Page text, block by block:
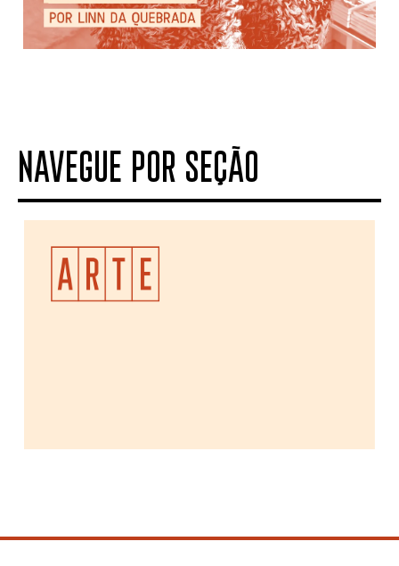
NAVEGUE POR SEÇÃO